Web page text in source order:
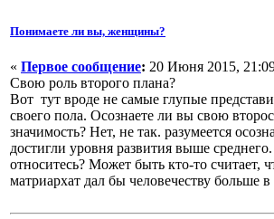
Понимаете ли вы, женщины?
« Первое сообщение: 20 Июня 2015,
Свою роль второго плана?
Вот тут вроде не самые глупые
своего пола. Осознаете ли вы свою
значимость? Нет, не так. разумеется
достигли уровня развития выше
относитесь? Может быть кто-то считает,
матриархат дал бы человечеству больше в